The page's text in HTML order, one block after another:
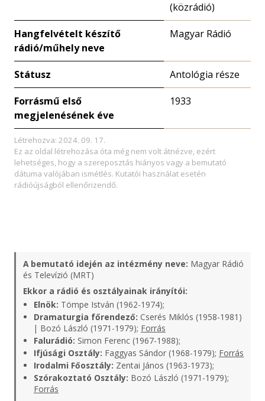
(közrádió)
Hangfelvételt készítő
rádió/műhely neve
Magyar Rádió
Státusz Antológia része
Forrásmű első
megjelenésének éve
1933
Létrehozva: 2024. 09. 17.
Ez az oldal létrehozása óta még nem volt átnézve, ezért
lehetséges, hogy a szereposztás hiányos vagy a bemutató
dátuma valójában ismétlés. Kutatói használat esetén
rádióújságból ellenőrizendő.
A bemutató idején az intézmény neve: Magyar Rádió
és Televízió (MRT)
Ekkor a rádió és osztályainak irányítói:
Elnök: Tömpe István (1962-1974);
Dramaturgia főrendező: Cserés Miklós (1958-1981)
| Bozó László (1971-1979); Forrás
Falurádió: Simon Ferenc (1967-1988);
Ifjúsági Osztály: Faggyas Sándor (1968-1979); Forrás
Irodalmi Főosztály: Zentai János (1963-1973);
Szórakoztató Osztály: Bozó László (1971-1979);
Forrás